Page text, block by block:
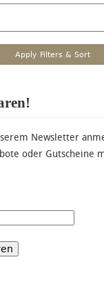
Newsletter
oder Gutscheine